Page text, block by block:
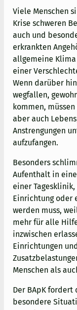
Viele Menschen
Krise schweren
auch und
erkrankten
allgemeine
einer
Wenn darüber
wegfallen,
kommen,
aber auch
Anstrengungen
aufzufangen.
Besonders
Aufenthalt in
einer
Einrichtung oder
werden muss,
mehr für alle
inzwischen
Einrichtungen
Menschen als
Der BApK
besondere